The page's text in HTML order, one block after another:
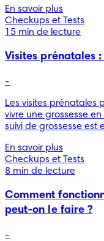
En savoir plus
Checkups et Tests
15 min de lecture
Visites prénatales
-
Les visites prénatales
vivre une grossesse
suivi de grossesse est
En savoir plus
Checkups et Tests
8 min de lecture
Comment
peut-on le faire ?
-